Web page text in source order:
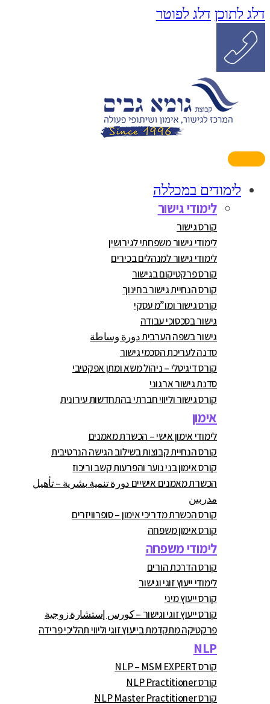
דלג לתוכן דלג לפוטר
לימודים במכללה
לימודי גישור
קורס גישור
לימודי גישור משפחתי לגירושין
לימודי גישור למנהלים בכירים
קורס פרקטיקום בגישור
קורס הנחיית גישור בחינוך
קורס גישור ומו”מ עסקי
גישור בסכסוכי עבודה
גישור בשפה הערבית دورة وساطة
סדנה לעריכת הסכמי גישור
קורס דיגיטלי – ניהול משא ומתן אפקטיבי
סדנת גישור ארגוני
קורס גישור וליווי חברתי בהתחדשות עירונית
אימון
לימודי אימון אישי – הכשרת מאמנים
קורס הנחיית קבוצות בשילוב הגישה הנרטיבית
קורס אימון בני נוער והפרעות קשב וריכוז
הכשרת מאמנים אישיים دورة تنمية بشرية – تأهيل
مدربين
קורס הכשרת מדריכי אימון – סופרוויזרים
קורס אימון משפחה
לימודי משפחה
קורס הדרכת הורים
לימודי ייעוץ זוגי וגישור
קורס ייעוץ מיני
קורס ייעוץ זוגי וגישור – كورس إستشارة زوجية
פרקטיקה מתקדמת בייעוץ זוגי וליווי תהליכי פרידה
NLP
קורס NLP – MSM EXPERT
קורס NLP Practitioner
קורס NLP Master Practitioner